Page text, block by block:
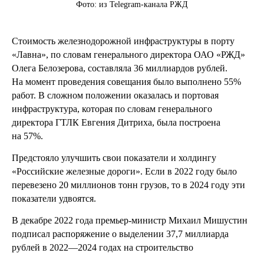
Фото: из Telegram-канала РЖД
Стоимость железнодорожной инфраструктуры в порту
«Лавна», по словам генерального директора ОАО «РЖД»
Олега Белозерова, составляла 36 миллиардов рублей.
На момент проведения совещания было выполнено 55%
работ. В сложном положении оказалась и портовая
инфраструктура, которая по словам генерального
директора ГТЛК Евгения Дитриха, была построена
на 57%.
Предстояло улучшить свои показатели и холдингу
«Российские железные дороги». Если в 2022 году было
перевезено 20 миллионов тонн грузов, то в 2024 году эти
показатели удвоятся.
В декабре 2022 года премьер-министр Михаил Мишустин
подписал распоряжение о выделении 37,7 миллиарда
рублей в 2022—2024 годах на строительство